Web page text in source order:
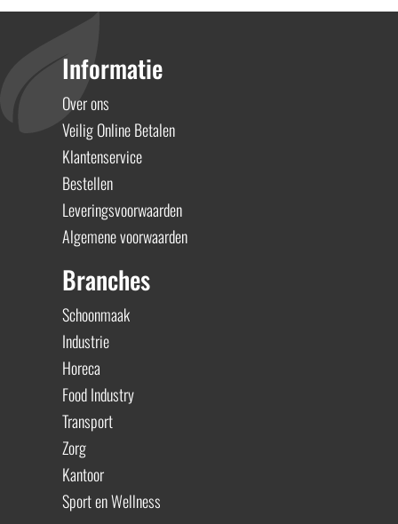
Informatie
Over ons
Veilig Online Betalen
Klantenservice
Bestellen
Leveringsvoorwaarden
Algemene voorwaarden
Branches
Schoonmaak
Industrie
Horeca
Food Industry
Transport
Zorg
Kantoor
Sport en Wellness